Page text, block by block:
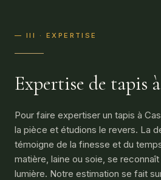
— III · EXPERTISE
Expertise de tapis à
Pour faire expertiser un tapis à
la pièce et étudions le revers. La
témoigne de la finesse et du
matière, laine ou soie, se
lumière. Notre estimation se fait